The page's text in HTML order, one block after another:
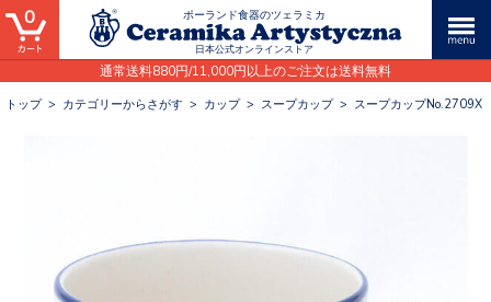
ポーランド食器のツェラミカ
日本公式オンラインストア
通常送料880円/11,000円以上のご注文は送料無料
0
トップ> カテゴリーからさがす > カップ> スープカップ> スープカップNo.2709X